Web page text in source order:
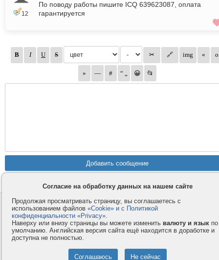
12
По поводу работы пишите ICQ 639623087, оплата
гарантируется
Контакты
Компания
Privacy и Cookie
Услуги
Как оплатить
Помощь
© 2008-2026
- Все права защищены.
Согласие на обработку данных на нашем сайте
Продолжая просматривать страницу, вы соглашаетесь с
использованием файлов «Cookie» и с Политикой
конфиденциальности «Privacy».
Наверху или внизу страницы вы можете изменить валюту и язык по
умолчанию. Английская версия сайта ещё находится в доработке и
доступна не полностью.